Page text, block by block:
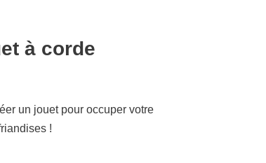
à corde
un jouet pour occuper votre
!